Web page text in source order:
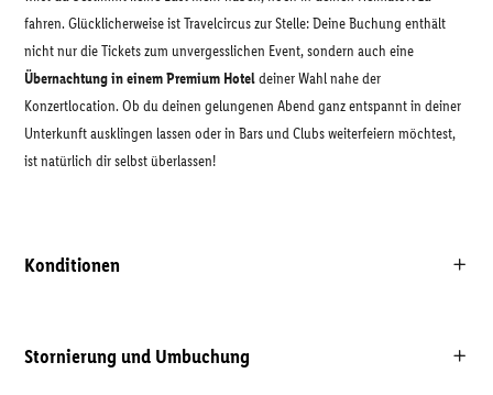
fahren. Glücklicherweise ist Travelcircus zur Stelle: Deine Buchung enthält
nicht nur die Tickets zum unvergesslichen Event, sondern auch eine
Übernachtung in einem Premium Hoteldeiner Wahl nahe der
Konzertlocation. Ob du deinen gelungenen Abend ganz entspannt in deiner
Unterkunft ausklingen lassen oder in Bars und Clubs weiterfeiern möchtest,
ist natürlich dir selbst überlassen!
Konditionen
Stornierung und Umbuchung